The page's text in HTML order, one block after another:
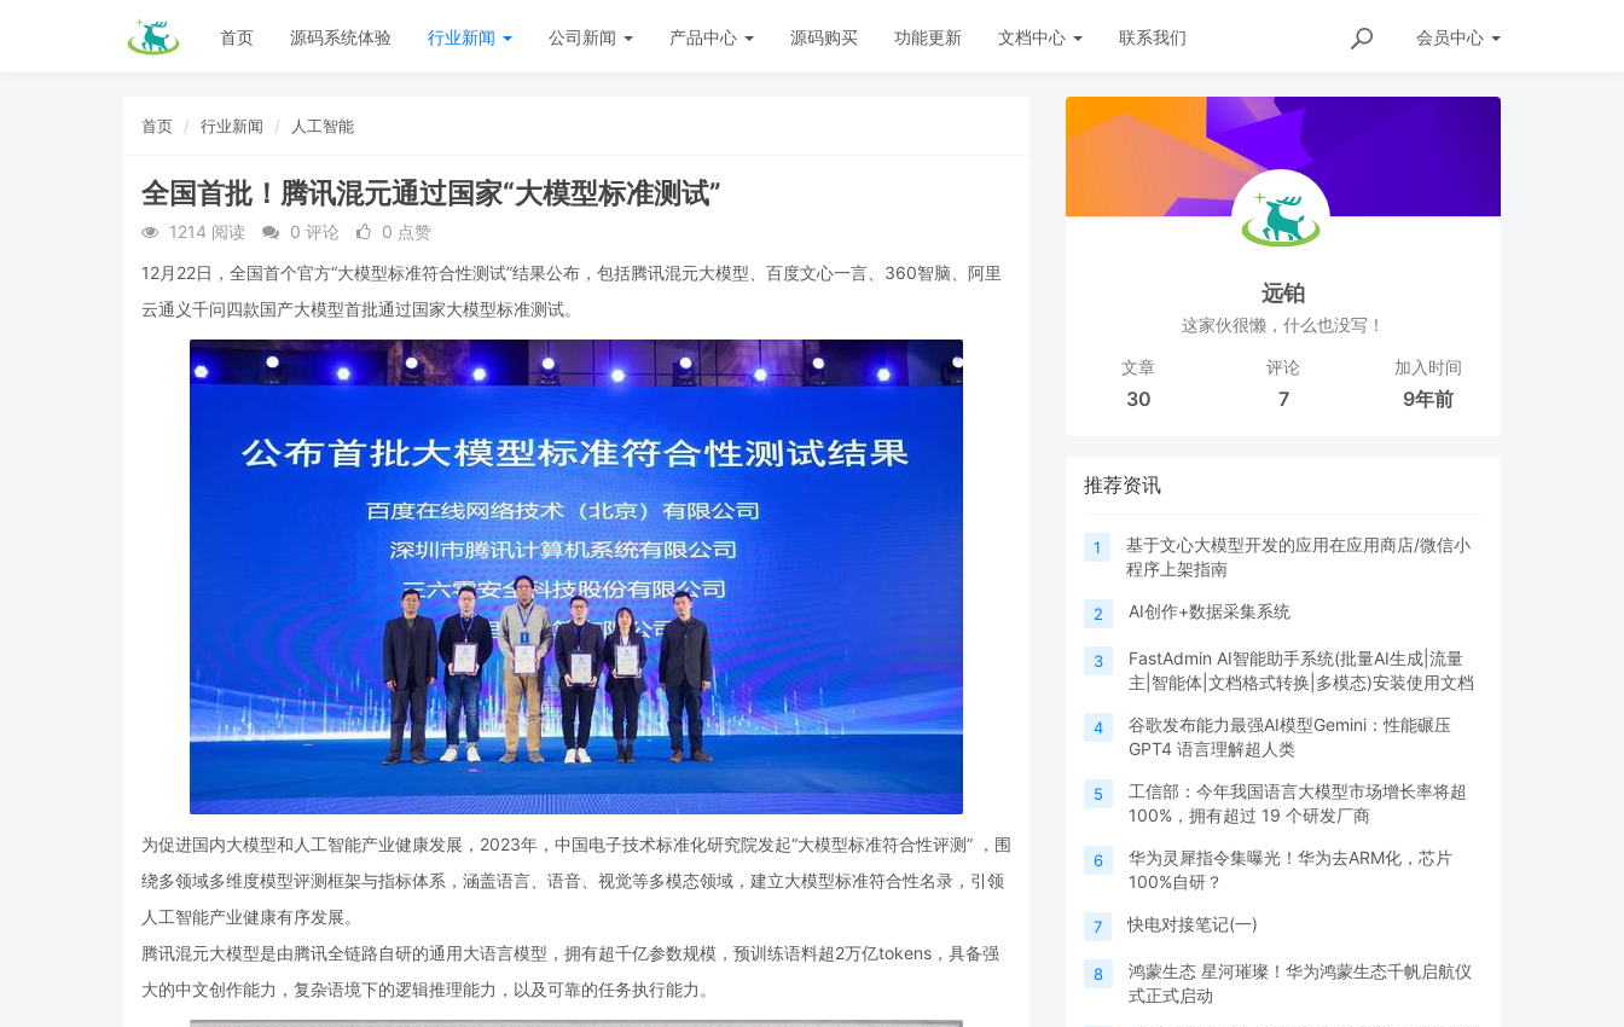
首页 源码系统体验 行业新闻 公司新闻 产品中心 源码购买 功能更新 文档中心 联系我们 会员中心
首页 行业新闻 人工智能
全国首批！腾讯混元通过国家“大模型标准测试”
1214 阅读 0 评论
0 点赞
12月22日，全国首个官方“大模型标准符合性测试”结果公布，包括腾讯混元大模型、百度文心一言、360智脑、阿里
云通义千问四款国产大模型首批通过国家大模型标准测试。
为促进国内大模型和人工智能产业健康发展，2023年，中国电子技术标准化研究院发起“大模型标准符合性评测” ，围
绕多领域多维度模型评测框架与指标体系，涵盖语言、语音、视觉等多模态领域，建立大模型标准符合性名录，引领
人工智能产业健康有序发展。
腾讯混元大模型是由腾讯全链路自研的通用大语言模型，拥有超千亿参数规模，预训练语料超2万亿tokens，具备强
大的中文创作能力，复杂语境下的逻辑推理能力，以及可靠的任务执行能力。
远铂
这家伙很懒，什么也没写！
文章
30
评论
7
加入时间
9年前
推荐资讯
1
基于文心大模型开发的应用在应用商店/微信小
程序上架指南
2 AI创作+数据采集系统
3
FastAdmin AI智能助手系统(批量AI生成|流量
主|智能体|文档格式转换|多模态)安装使用文档
4
谷歌发布能力最强AI模型Gemini：性能碾压
GPT4 语言理解超人类
5
工信部：今年我国语言大模型市场增长率将超
100%，拥有超过 19 个研发厂商
6
华为灵犀指令集曝光！华为去ARM化，芯片
100%自研？
7 快电对接笔记(一)
8
鸿蒙生态 星河璀璨！华为鸿蒙生态千帆启航仪
式正式启动